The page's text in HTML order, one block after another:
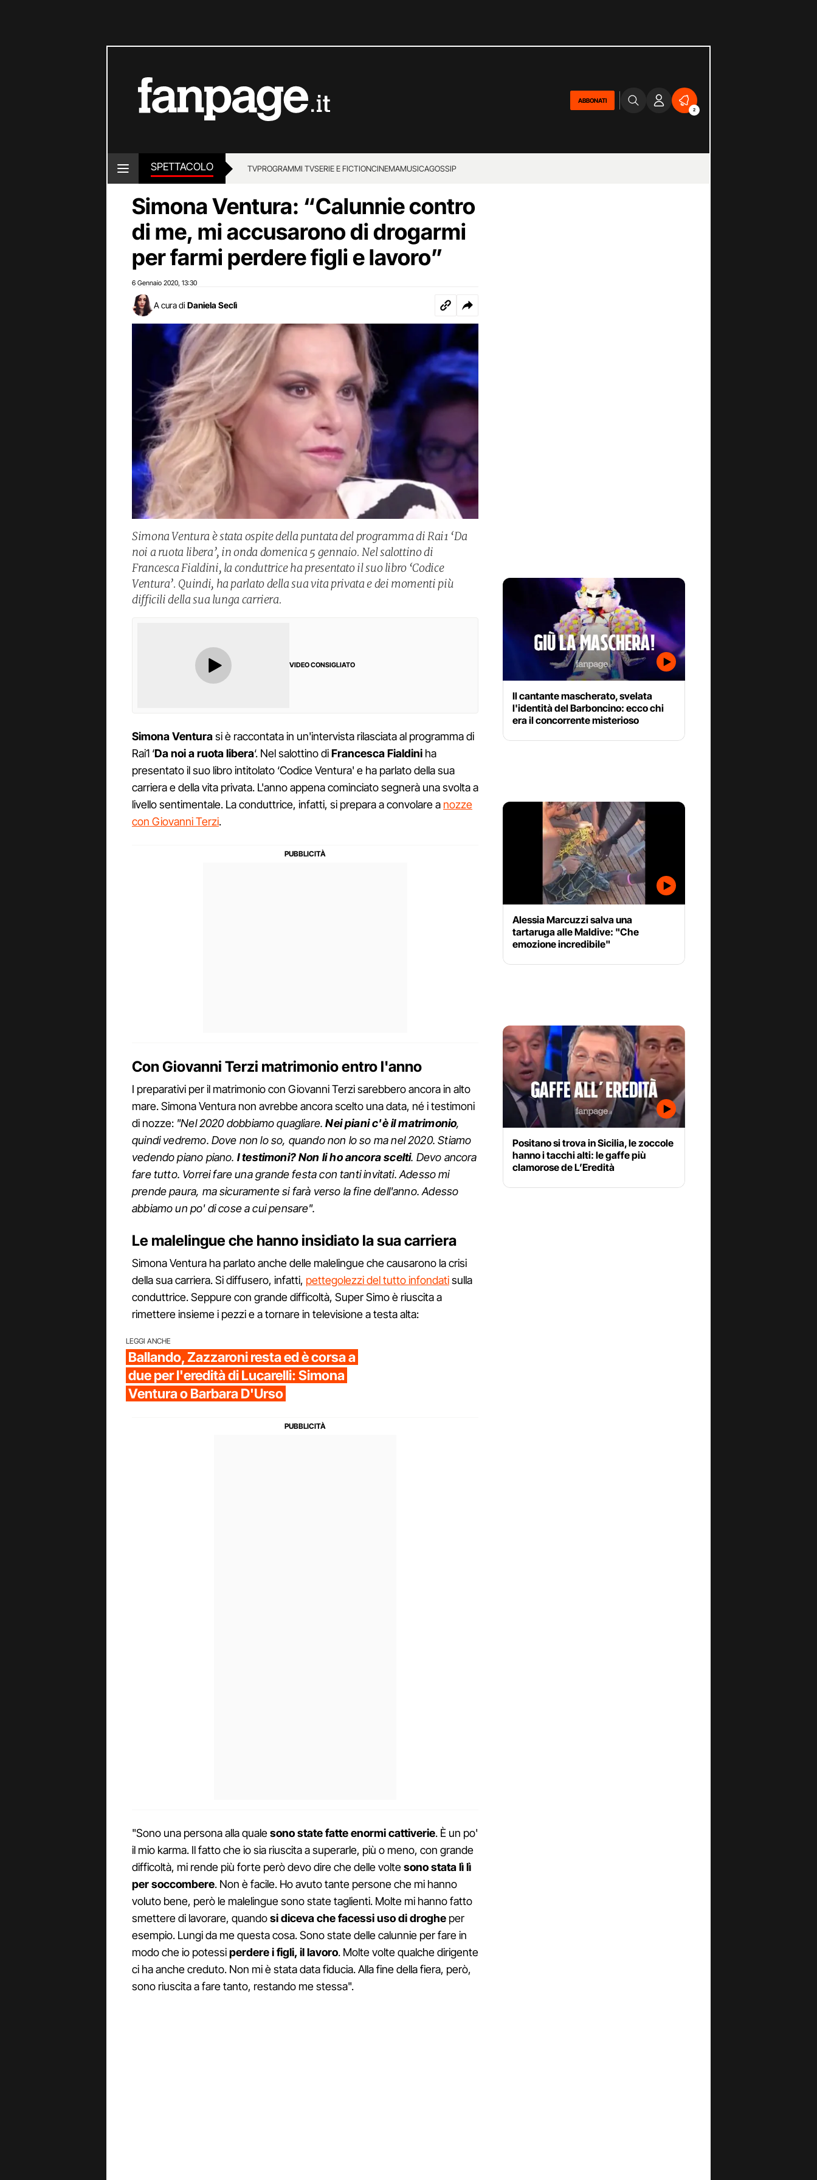
ABBONATI
2
SPETTACOLO TVPROGRAMMI TVSERIE E FICTIONCINEMAMUSICAGOSSIP
Simona Ventura: “Calunnie contro
di me, mi accusarono di drogarmi
per farmi perdere figli e lavoro”
6 Gennaio 2020 13:30
A cura di Daniela Seclì
Simona Ventura è stata ospite della puntata del programma di Rai1 ‘Da
noi a ruota libera’, in onda domenica 5 gennaio. Nel salottino di
Francesca Fialdini, la conduttrice ha presentato il suo libro ‘Codice
Ventura’. Quindi, ha parlato della sua vita privata e dei momenti più
difficili della sua lunga carriera.
VIDEO CONSIGLIATO
Simona Venturasi è raccontata in un'intervista rilasciata al programma di
Rai1 ‘Da noi a ruota libera‘. Nel salottino diFrancesca Fialdini ha
presentato il suo libro intitolato ‘Codice Ventura' e ha parlato della sua
carriera e della vita privata. L'anno appena cominciato segnerà una svolta a
livello sentimentale. La conduttrice, infatti, si prepara a convolare a nozze
con Giovanni Terzi.
Con Giovanni Terzi matrimonio entro l'anno
I preparativi per il matrimonio con Giovanni Terzi sarebbero ancora in alto
mare. Simona Ventura non avrebbe ancora scelto una data, né i testimoni
di nozze: "Nel 2020 dobbiamo quagliare.Nei piani c'è il matrimonio,
quindi vedremo. Dove non lo so, quando non lo so ma nel 2020. Stiamo
vedendo piano piano. I testimoni? Non li ho ancora scelti. Devo ancora
fare tutto. Vorrei fare una grande festa con tanti invitati. Adesso mi
prende paura, ma sicuramente si farà verso la fine dell'anno. Adesso
abbiamo un po' di cose a cui pensare".
Le malelingue che hanno insidiato la sua carriera
Simona Ventura ha parlato anche delle malelingue che causarono la crisi
della sua carriera. Si diffusero, infatti, pettegolezzi del tutto infondatisulla
conduttrice. Seppure con grande difficoltà, Super Simo è riuscita a
rimettere insieme i pezzi e a tornare in televisione a testa alta:
LEGGI ANCHE
Ballando, Zazzaroni resta ed è corsa a
due per l'eredità di Lucarelli: Simona
Ventura o Barbara D'Urso
"Sono una persona alla qualesono state fatte enormi cattiverie. È un po'
il mio karma. Il fatto che io sia riuscita a superarle, più o meno, con grande
difficoltà, mi rende più forte però devo dire che delle voltesono stata lì lì
per soccombere. Non è facile. Ho avuto tante persone che mi hanno
voluto bene, però le malelingue sono state taglienti. Molte mi hanno fatto
smettere di lavorare, quandosi diceva che facessi uso di droghe per
esempio. Lungi da me questa cosa. Sono state delle calunnie per fare in
modo che io potessiperdere i figli, il lavoro. Molte volte qualche dirigente
ci ha anche creduto. Non mi è stata data fiducia. Alla fine della fiera, però,
sono riuscita a fare tanto, restando me stessa".
Il cantante mascherato, svelata
l'identità del Barboncino: ecco chi
era il concorrente misterioso
Alessia Marcuzzi salva una
tartaruga alle Maldive: "Che
emozione incredibile"
Positano si trova in Sicilia, le zoccole
hanno i tacchi alti: le gaffe più
clamorose de L’Eredità